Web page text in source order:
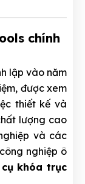
chính
lập vào năm
được xem
thiết kế và
lượng cao
và các
nghiệp ô
khóa trục